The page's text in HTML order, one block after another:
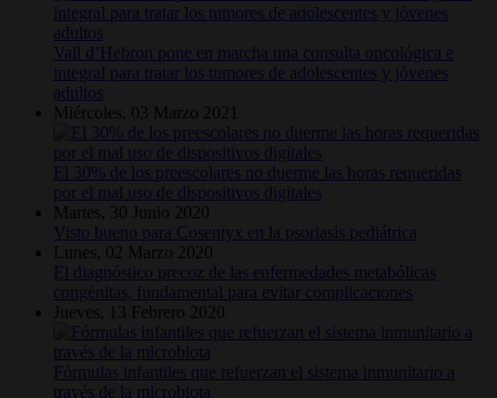
Vall d’Hebron pone en marcha una consulta oncológica e
integral para tratar los tumores de adolescentes y jóvenes
adultos
Miércoles, 03 Marzo 2021
El 30% de los preescolares no duerme las horas requeridas
por el mal uso de dispositivos digitales
Martes, 30 Junio 2020
Visto bueno para Cosentyx en la psoriasis pediátrica
Lunes, 02 Marzo 2020
El diagnóstico precoz de las enfermedades metabólicas
congénitas, fundamental para evitar complicaciones
Jueves, 13 Febrero 2020
Fórmulas infantiles que refuerzan el sistema inmunitario a
través de la microbiota